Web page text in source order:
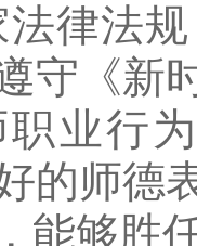
律法规
守《新
业行
的师德
能够胜